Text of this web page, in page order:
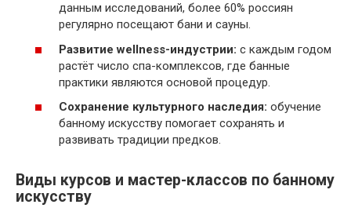
данным исследований, более 60% россиян
регулярно посещают бани и сауны.
Развитие wellness-индустрии: с каждым годом
растёт число спа-комплексов, где банные
практики являются основой процедур.
Сохранение культурного наследия: обучение
банному искусству помогает сохранять и
развивать традиции предков.
Виды курсов и мастер-классов по банному
искусству